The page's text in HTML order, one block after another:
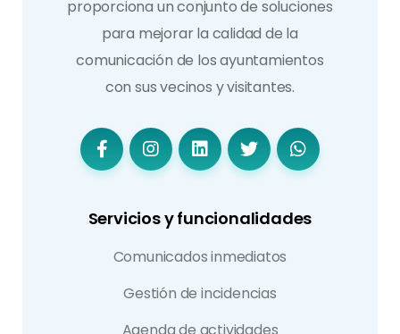
proporciona un conjunto de soluciones
para mejorar la calidad de la
comunicación de los ayuntamientos
con sus vecinos y visitantes.
Servicios y funcionalidades
Comunicados inmediatos
Gestión de incidencias
Agenda de actividades